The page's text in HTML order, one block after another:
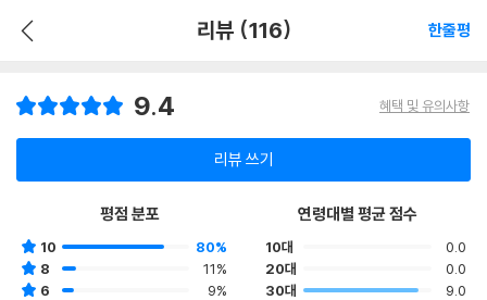
리뷰 (116) 한줄평
9.4 혜택 및 유의사항
리뷰 쓰기
평점 분포
10
80%
8
11%
6
9%
연령대별 평균 점수
10대
0.0
20대
0.0
30대
9.0